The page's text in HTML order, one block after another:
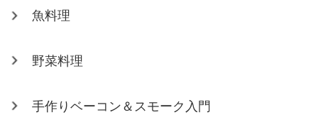
魚料理
野菜料理
手作りベーコン＆スモーク入門